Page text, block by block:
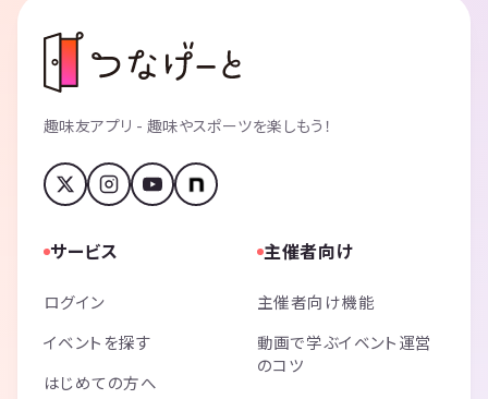
趣味友アプリ - 趣味やスポーツを楽しもう！
サービス
ログイン
イベントを探す
はじめての方へ
主催者向け
主催者向け機能
動画で学ぶイベント運営
のコツ